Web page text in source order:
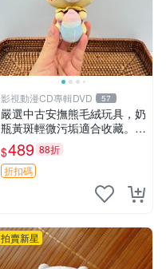
影視動漫CD專輯DVD 57
嚴選中古安撫熊毛絨玩具，奶
瓶黃斑輕微污垢適合收藏。默
認兩日發貨，全國快遞隨機派
送。 成色如圖可放心購買，
輕微瑕疵和臟污不影響使用。
安撫熊 中古玩偶 毛
$489 88折
折扣碼
拍賣新星